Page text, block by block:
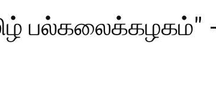
பல்கலைக்கழகம்"